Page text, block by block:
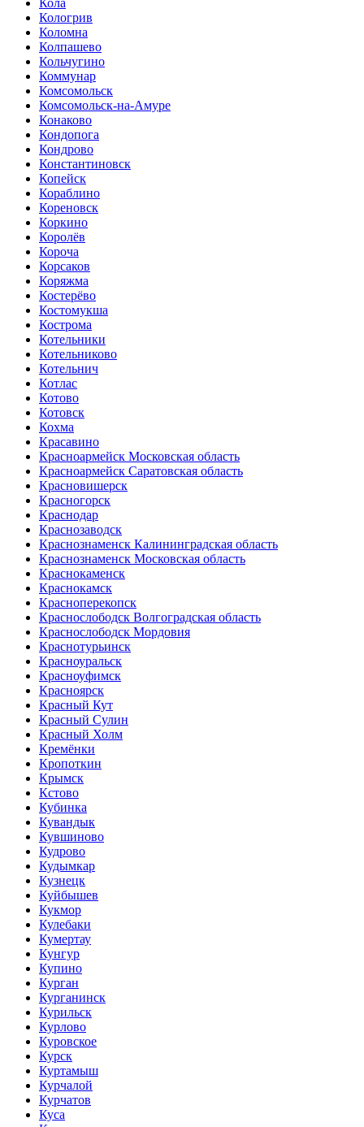
Кола
Кологрив
Коломна
Колпашево
Кольчугино
Коммунар
Комсомольск
Комсомольск-на-Амуре
Конаково
Кондопога
Кондрово
Константиновск
Копейск
Кораблино
Кореновск
Коркино
Королёв
Короча
Корсаков
Коряжма
Костерёво
Костомукша
Кострома
Котельники
Котельниково
Котельнич
Котлас
Котово
Котовск
Кохма
Красавино
Красноармейск Московская область
Красноармейск Саратовская область
Красновишерск
Красногорск
Краснодар
Краснозаводск
Краснознаменск Калининградская область
Краснознаменск Московская область
Краснокаменск
Краснокамск
Красноперекопск
Краснослободск Волгоградская область
Краснослободск Мордовия
Краснотурьинск
Красноуральск
Красноуфимск
Красноярск
Красный Кут
Красный Сулин
Красный Холм
Кремёнки
Кропоткин
Крымск
Кстово
Кубинка
Кувандык
Кувшиново
Кудрово
Кудымкар
Кузнецк
Куйбышев
Кукмор
Кулебаки
Кумертау
Кунгур
Купино
Курган
Курганинск
Курильск
Курлово
Куровское
Курск
Куртамыш
Курчалой
Курчатов
Куса